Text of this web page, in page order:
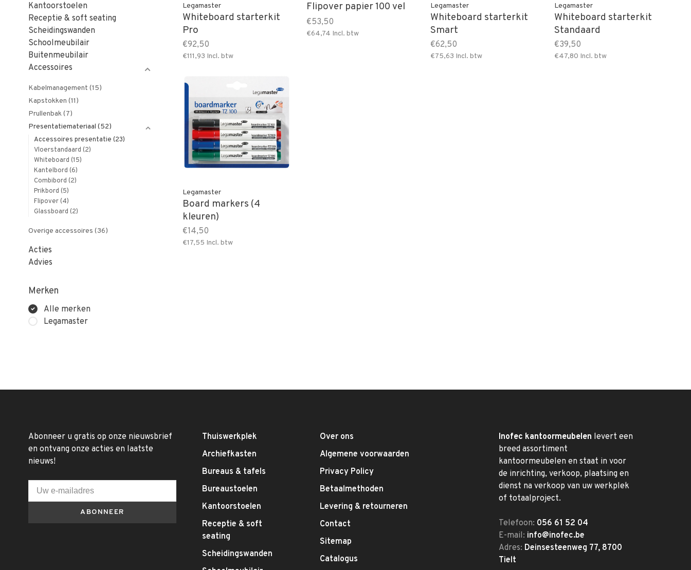
Kantoorstoelen
Receptie & soft seating
Scheidingswanden
Schoolmeubilair
Buitenmeubilair
Accessoires
Kabelmanagement (15)
Kapstokken (11)
Prullenbak(7)
Presentatiemateriaal (52)
Accessoires presentatie (23)
Vloerstandaard (2)
Whiteboard (15)
Kantelbord (6)
Combibord (2)
Prikbord (5)
Flipover (4)
Glassboard (2)
Overige accessoires (36)
Acties
Advies
Merken
Alle merken
Legamaster
Legamaster
Whiteboard starterkit
Pro
€92,50
€111,93 Incl. btw
Flipover papier 100 vel
€53,50
€64,74 Incl. btw
Legamaster
Whiteboard starterkit
Smart
€62,50
€75,63 Incl. btw
Legamaster
Whiteboard starterkit
Standaard
€39,50
€47,80 Incl. btw
Legamaster
Board markers (4
kleuren)
€14,50
€17,55 Incl. btw
Abonneer u gratis op onze nieuwsbrief
en ontvang onze acties en laatste
nieuws!
ABONNEER
Thuiswerkplek
Archiefkasten
Bureaus & tafels
Bureaustoelen
Kantoorstoelen
Receptie & soft
seating
Scheidingswanden
Over ons
Algemene voorwaarden
Privacy Policy
Betaalmethoden
Levering & retourneren
Contact
Sitemap
Catalogus
Inofec kantoormeubelen levert een
breed assortiment
kantoormeubelen en staat in voor
de inrichting, verkoop, plaatsing en
dienst na verkoop van uw werkplek
of totaalproject.
Telefoon: 056 61 52 04
E-mail: info@inofec.be
Adres: Deinsesteenweg 77, 8700
Tielt